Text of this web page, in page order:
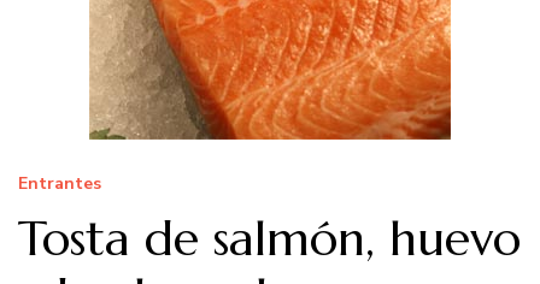
Entrantes
Tosta de salmón, huevo